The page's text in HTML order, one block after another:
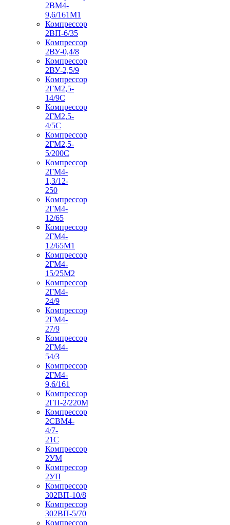
2ВМ4-
9,6/161М1
Компрессор
2ВП-6/35
Компрессор
2ВУ-0,4/8
Компрессор
2ВУ-2,5/9
Компрессор
2ГМ2,5-
14/9С
Компрессор
2ГМ2,5-
4/5С
Компрессор
2ГМ2,5-
5/200С
Компрессор
2ГМ4-
1,3/12-
250
Компрессор
2ГМ4-
12/65
Компрессор
2ГМ4-
12/65М1
Компрессор
2ГМ4-
15/25М2
Компрессор
2ГМ4-
24/9
Компрессор
2ГМ4-
27/9
Компрессор
2ГМ4-
54/3
Компрессор
2ГМ4-
9,6/161
Компрессор
2ГП-2/220М
Компрессор
2СВМ4-
4/7-
21С
Компрессор
2УМ
Компрессор
2УП
Компрессор
302ВП-10/8
Компрессор
302ВП-5/70
Компрессор